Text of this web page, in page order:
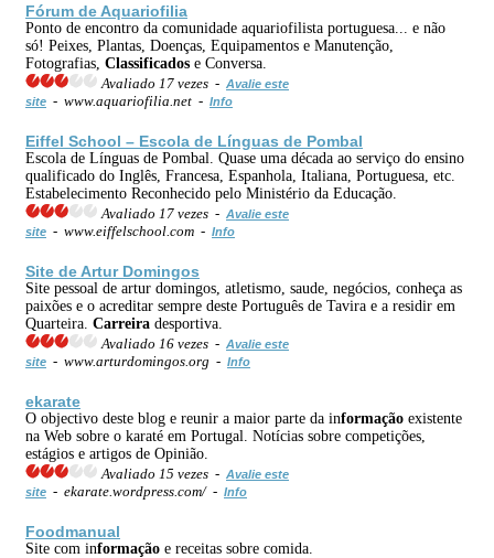
Fórum de Aquariofilia
Ponto de encontro da comunidade aquariofilista portuguesa... e não
só! Peixes, Plantas, Doenças, Equipamentos e Manutenção,
Fotografias, Classificados e Conversa.
Avaliado 17 vezes - Avalie este
site - www.aquariofilia.net - Info
Eiffel School – Escola de Línguas de Pombal
Escola de Línguas de Pombal. Quase uma década ao serviço do ensino
qualificado do Inglês, Francesa, Espanhola, Italiana, Portuguesa, etc.
Estabelecimento Reconhecido pelo Ministério da Educação.
Avaliado 17 vezes - Avalie este
site - www.eiffelschool.com - Info
Site de Artur Domingos
Site pessoal de artur domingos, atletismo, saude, negócios, conheça as
paixões e o acreditar sempre deste Português de Tavira e a residir em
Quarteira. Carreira desportiva.
Avaliado 16 vezes - Avalie este
site - www.arturdomingos.org - Info
ekarate
O objectivo deste blog e reunir a maior parte da informação existente
na Web sobre o karaté em Portugal. Notícias sobre competições,
estágios e artigos de Opinião.
Avaliado 15 vezes - Avalie este
site - ekarate.wordpress.com/ - Info
Foodmanual
Site com informação e receitas sobre comida.